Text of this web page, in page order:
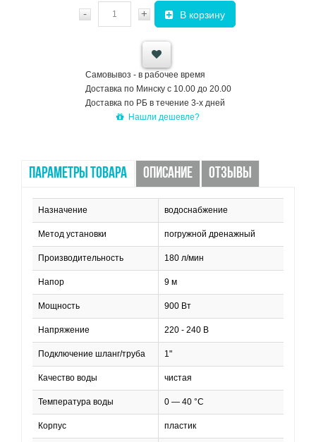
- + В корзину
Самовывоз - в рабочее время
Доставка по Минску с 10.00 до 20.00
Доставка по РБ в течение 3-х дней
Нашли дешевле?
ПАРАМЕТРЫ ТОВАРА ОПИСАНИЕ ОТЗЫВЫ
Назначение водоснабжение
Метод установки погружной дренажный
Производительность 180 л/мин
Напор 9 м
Мощность 900 Вт
Напряжение 220 - 240 В
Подключение шланг/труба 1"
Качество воды чистая
Температура воды 0 — 40 °C
Корпус пластик